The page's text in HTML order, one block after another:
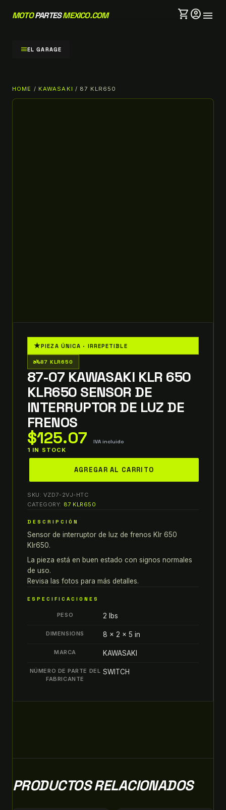
MOTOPARTESMEXICO.COM shopping_cartaccount_circlemenu
menuEL GARAGE
HOME / KAWASAKI / 87 KLR650
★PIEZA ÚNICA · IRREPETIBLE
two_wheeler87 KLR650
87-07 KAWASAKI KLR 650
KLR650 SENSOR DE
INTERRUPTOR DE LUZ DE
FRENOS
$125.07 IVA incluido
1 IN STOCK
KLR
KLR650
SENSOR
DE
INTERRUPTOR
DE
LUZ
DE
AGREGAR AL CARRITO
SKU: VZD7-2VJ-HTC
CATEGORY: 87 KLR650
DESCRIPCIÓN
Sensor de interruptor de luz de frenos Klr 650
Klr650.
La pieza está en buen estado con signos normales
de uso.
Revisa las fotos para más detalles.
ESPECIFICACIONES
PESO 2 lbs
DIMENSIONS 8 × 2 × 5 in
MARCA KAWASAKI
NÚMERO DE PARTE DEL
FABRICANTE
SWITCH
PRODUCTOS RELACIONADOS